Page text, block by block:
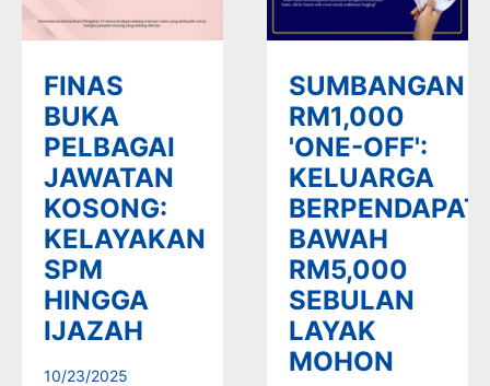
FINAS
BUKA
PELBAGAI
JAWATAN
KOSONG:
KELAYAKAN
SPM
HINGGA
IJAZAH
10/23/2025
SUMBANGAN
RM1,000
'ONE-OFF':
KELUARGA
BAWAH
RM5,000
SEBULAN
LAYAK
MOHON